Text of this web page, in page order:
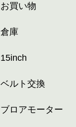
お買い物
倉庫
15inch
ベルト交換
ブロアモーター